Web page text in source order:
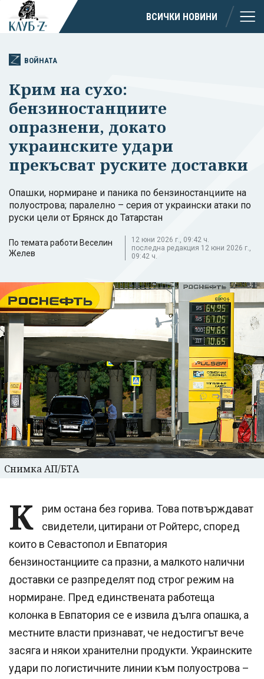
ВСИЧКИ НОВИНИ
ВОЙНАТА
Крим на сухо:
бензиностанциите
опразнени, докато
украинските удари
прекъсват руските доставки
Опашки, нормиране и паника по бензиностанциите на
полуострова; паралелно – серия от украински атаки по
руски цели от Брянск до Татарстан
По темата работи Веселин
Желев
12 юни 2026 г., 09:42 ч.
последна редакция 12 юни 2026 г.,
09:42 ч.
Снимка АП/БТА
К
рим остана без горива. Това потвърждават
свидетели, цитирани от Ройтерс, според
които в Севастопол и Евпатория
бензиностанциите са празни, а малкото налични
доставки се разпределят под строг режим на
нормиране. Пред единствената работеща
колонка в Евпатория се е извила дълга опашка, а
местните власти признават, че недостигът вече
засяга и някои хранителни продукти. Украинските
удари по логистичните линии към полуострова –